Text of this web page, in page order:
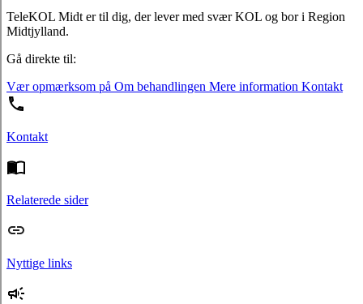
TeleKOL Midt er til dig, der lever med svær KOL og bor i Region
Midtjylland.
Gå direkte til:
Vær opmærksom på Om behandlingen Mere information Kontakt
Kontakt
Relaterede sider
Nyttige links